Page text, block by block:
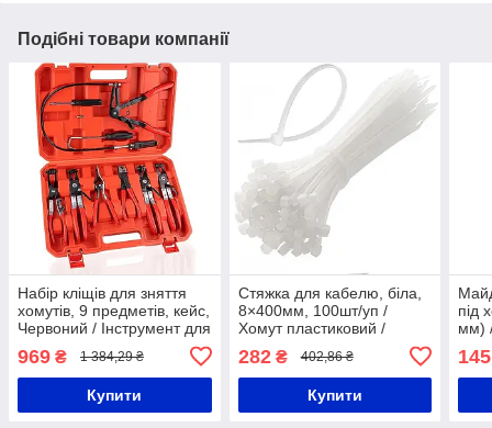
Подібні товари компанії
Набір кліщів для зняття
хомутів, 9 предметів, кейс,
Червоний / Інструмент для
зняття хомутів / Щипці для
зняття хомутів
969 ₴ 1 384,29 ₴
Купити
Стяжка для кабелю, біла,
8×400мм, 100шт/уп /
Хомут пластиковий /
282₴ 402,86 ₴
Купити
під
мм)
145